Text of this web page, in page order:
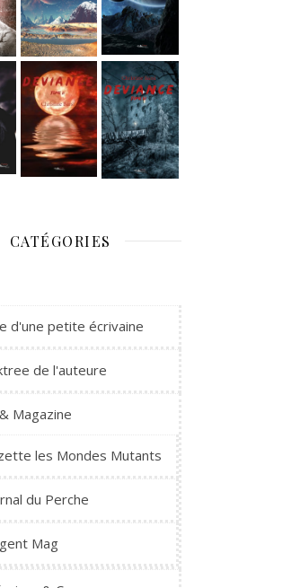
en soumission – novembre 2024
CATÉGORIES
d'une petite écrivaine
de l'auteure
Magazine
les Mondes Mutants
du Perche
Mag